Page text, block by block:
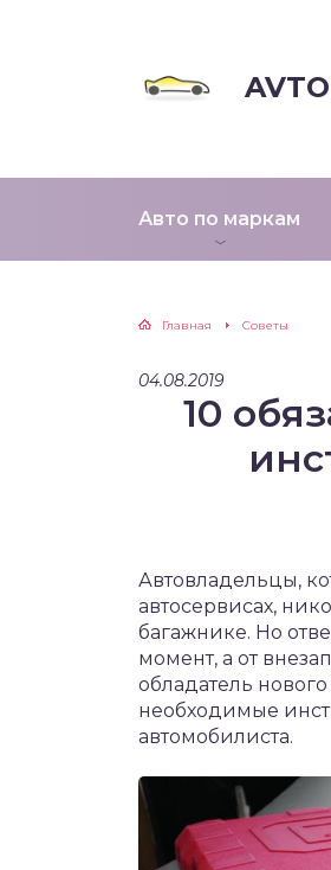
Авто по маркам
Главная Советы
04.08.2019
10
Автовладельцы,
автосервисах,
багажнике. Но
момент, а от
обладатель
необходимые
автомобилиста.